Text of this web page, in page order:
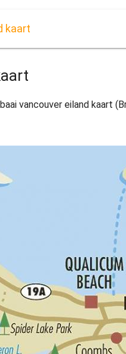
kaart
vancouver eiland kaart